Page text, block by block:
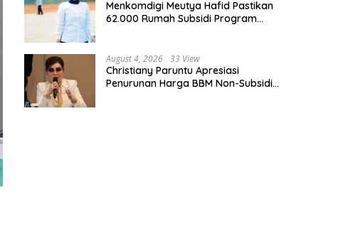
Menkomdigi Meutya Hafid Pastikan
62.000 Rumah Subsidi Program
August 4, 2026 33 View
Christiany Paruntu Apresiasi
Penurunan Harga BBM Non-Subsidi,